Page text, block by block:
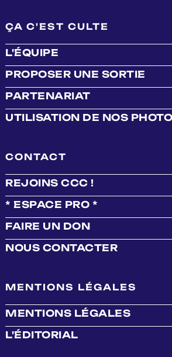
ÇA C'EST CULTE
L'ÉQUIPE
PROPOSER UNE SORTIE
PARTENARIAT
UTILISATION DE NOS
CONTACT
REJOINS CCC !
* ESPACE PRO *
FAIRE UN DON
NOUS CONTACTER
MENTIONS LÉGALES
MENTIONS LÉGALES
L'ÉDITORIAL